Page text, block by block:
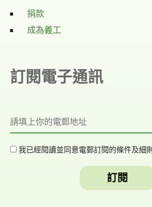
捐款
成為義工
訂閱電子通訊
我已經閱讀並同意電郵訂閱的條件及細則​